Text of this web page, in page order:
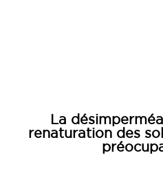
La
renaturation des